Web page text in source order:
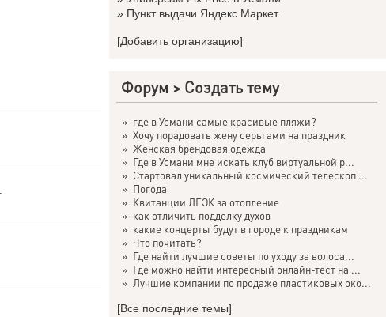
» Пункт выдачи Яндекс Маркет.
[Добавить организацию]
Форум > Создать тему
» где в Усмани самые красивые пляжи?
» Хочу порадовать жену серьгами на праздник
» Женская брендовая одежда
» Где в Усмани мне искать клуб виртуальной р...
» Стартовал уникальный космический телескоп ...
» Погода
» Квитанции ЛГЭК за отопление
» как отличить подделку духов
» какие концерты будут в городе к праздникам
» Что почитать?
» Где найти лучшие советы по уходу за волоса...
» Где можно найти интересный онлайн-тест на ...
» Лучшие компании по продаже пластиковых око...
[Все последние темы]